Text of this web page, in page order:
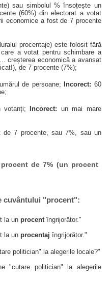
sau simbolul % însoțește un
(60%) din electorat a votat
economice a fost de 7 procente
procentaje) este folosit fără
a votat pentru schimbare a
creșterea economică a avansat
de 7 procente (7%);
de persoane; Incorect: 60
votanți;Incorect: un mai mare
de 7 procente, sau 7%, sau un
de 7% (un procent
cuvântului "procent":
la unprocentîngrijorător."
la unprocentaj îngrijorător."
politician" la alegerile locale?"
"cutare politician" la alegerile